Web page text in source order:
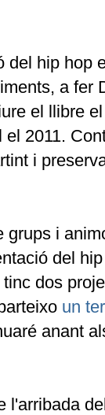
del hip hop
a fer
el llibre
2011.
i
grups i
del
dos
un
anant
l'arribada